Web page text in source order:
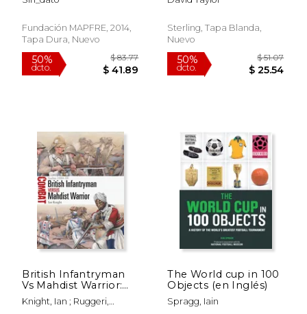
15%
dcto.
$ 75.00
$ 63.75
15%
dcto.
Fundación MAPFRE, 2014,
Tapa Dura, Nuevo
Sterling, Tapa Blanda,
Nuevo
British Infantryman
Vs Mahdist Warrior:
Sudan 1884-98 (en
Inglés)
Knight, Ian ; Ruggeri,
The World cup in 100
Objects (en Inglés)
Spragg, Iain